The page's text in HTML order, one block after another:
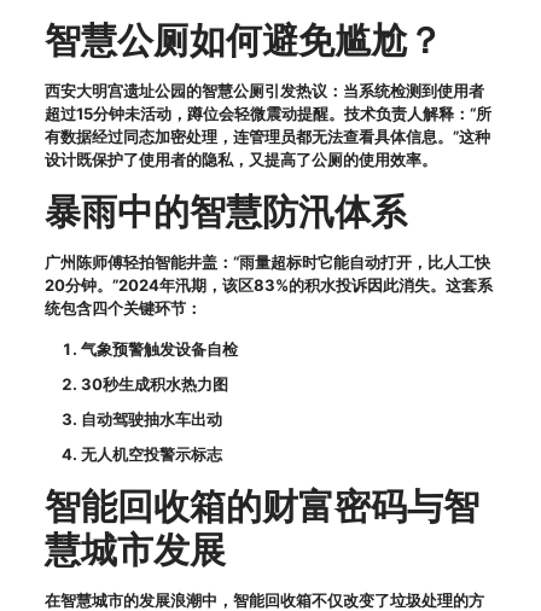
智慧公厕如何避免尴尬？
西安大明宫遗址公园的智慧公厕引发热议：当系统检测到使用者
超过15分钟未活动，蹲位会轻微震动提醒。技术负责人解释：“所
有数据经过同态加密处理，连管理员都无法查看具体信息。”这种
设计既保护了使用者的隐私，又提高了公厕的使用效率。
暴雨中的智慧防汛体系
广州陈师傅轻拍智能井盖：“雨量超标时它能自动打开，比人工快
20分钟。”2024年汛期，该区83%的积水投诉因此消失。这套系
统包含四个关键环节：
气象预警触发设备自检
30秒生成积水热力图
自动驾驶抽水车出动
无人机空投警示标志
智能回收箱的财富密码与智
慧城市发展
在智慧城市的发展浪潮中，智能回收箱不仅改变了垃圾处理的方